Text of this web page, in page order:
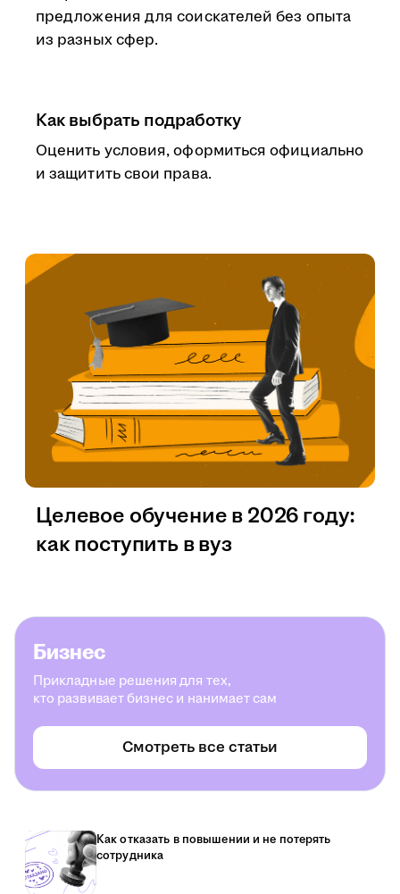
предложения для соискателей без опыта
из разных сфер.
Как выбрать подработку
Оценить условия, оформиться официально
и защитить свои права.
Целевое обучение в 2026 году:
как поступить в вуз
Бизнес
Прикладные решения для тех,
кто развивает бизнес и нанимает сам
Смотреть все статьи
Как отказать в повышении и не потерять
сотрудника